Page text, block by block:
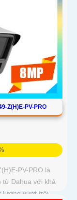
Z(H)E-PV-PRO
PV-PRO là
từ Dahua với khả
lượng vượt trội.